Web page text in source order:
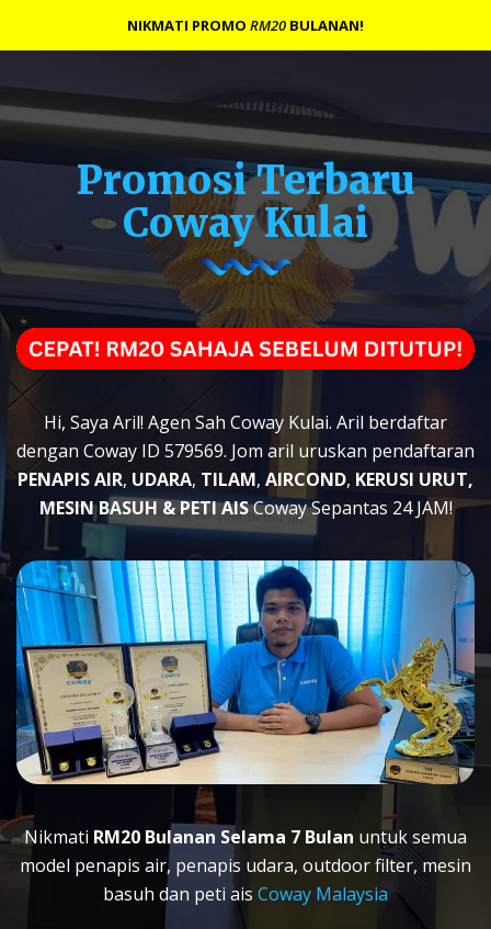
Promosi Terbaru
Coway Kulai
Hi, Saya Aril! Agen Sah Coway Kulai. Aril berdaftar
dengan Coway ID 579569. Jom aril uruskan pendaftaran
PENAPIS AIR, UDARA, TILAM, AIRCOND, KERUSI URUT,
MESIN BASUH & PETI AISCoway Sepantas 24 JAM!
Nikmati RM20 Bulanan Selama 7 Bulan untuk semua
model penapis air, penapis udara, outdoor filter, mesin
basuh dan peti ais Coway Malaysia
NIKMATI PROMO RM20 BULANAN!